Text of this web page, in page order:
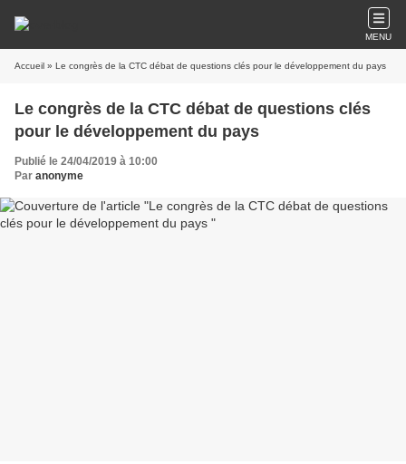
MENU
Accueil » Le congrès de la CTC débat de questions clés pour le développement du pays
Le congrès de la CTC débat de questions clés
pour le développement du pays
Publié le 24/04/2019 à 10:00
Par anonyme